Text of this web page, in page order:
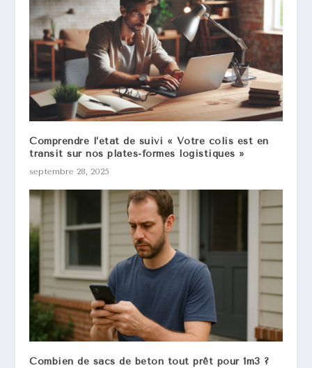
Comprendre l’état de suivi « Votre colis est en
transit sur nos plates-formes logistiques »
septembre 28, 2025
Combien de sacs de béton tout prêt pour 1m3 ?